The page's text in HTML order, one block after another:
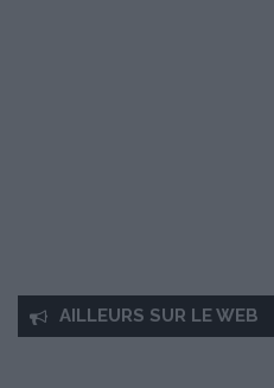
AILLEURS SUR LE WEB